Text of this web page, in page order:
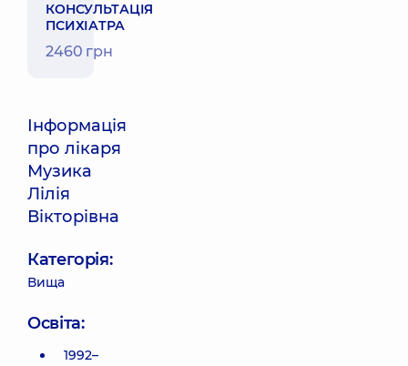
КОНСУЛЬТАЦІЯ
ПСИХІАТРА
2460 грн
Інформація
про лікаря
Музика
Лілія
Вікторівна
Категорія:
Вища
Освіта:
1992–